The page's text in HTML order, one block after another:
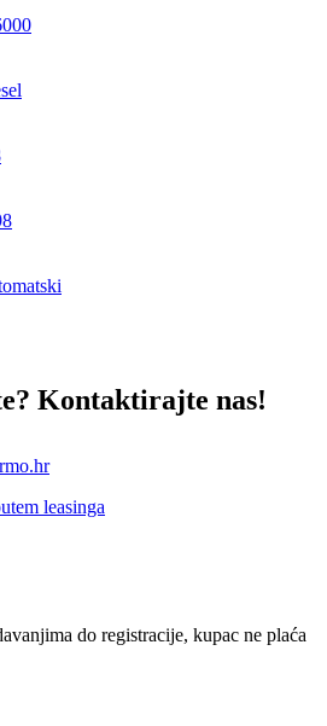
Kontaktirajte nas!
leasinga
do registracije, kupac ne plaća